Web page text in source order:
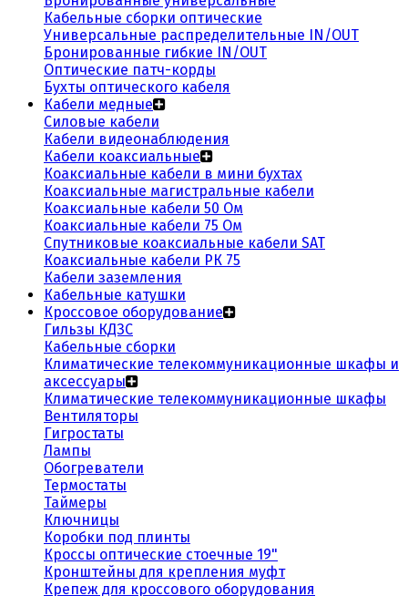
Кабельные сборки оптические
Универсальные распределительные IN/OUT
Бронированные гибкие IN/OUT
Оптические патч-корды
Бухты оптического кабеля
Кабели медные
Силовые кабели
Кабели видеонаблюдения
Кабели коаксиальные
Коаксиальные кабели в мини бухтах
Коаксиальные магистральные кабели
Коаксиальные кабели 50 Ом
Коаксиальные кабели 75 Ом
Спутниковые коаксиальные кабели SAT
Коаксиальные кабели РК 75
Кабели заземления
Кабельные катушки
Кроссовое оборудование
Гильзы КДЗС
Кабельные сборки
Климатические телекоммуникационные шкафы и
аксессуары
Климатические телекоммуникационные шкафы
Вентиляторы
Гигростаты
Лампы
Обогреватели
Термостаты
Таймеры
Ключницы
Коробки под плинты
Кроссы оптические стоечные 19"
Кронштейны для крепления муфт
Крепеж для кроссового оборудования